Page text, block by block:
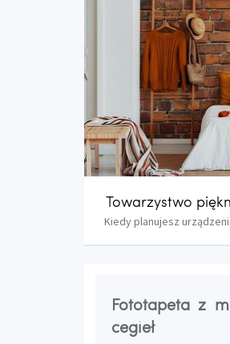
Towarzystwo
Kiedy planujesz
Fototapeta z
cegieł